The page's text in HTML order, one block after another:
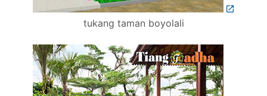
tukang taman boyolali